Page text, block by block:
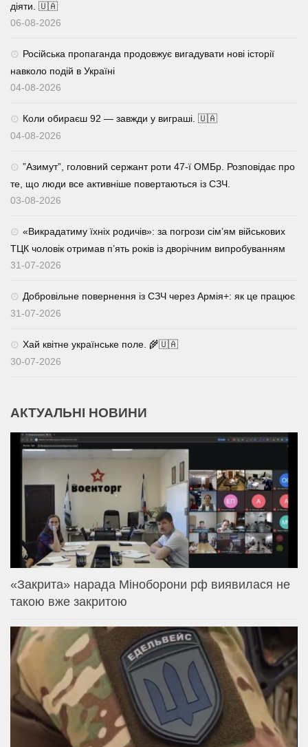
діяти. 🇺🇦
06-08-2026
Російська пропаганда продовжує вигадувати нові історії
навколо подій в Україні
04-08-2026
Коли обираєш 92 — завжди у виграші. 🇺🇦
04-08-2026
⁨”Азимут”, головний сержант роти 47-ї ОМБр. Розповідає про
те, що люди все активніше повертаються із СЗЧ.
03-08-2026
«Викрадатиму їхніх родичів»: за погрози сім’ям військових
ТЦК чоловік отримав п’ять років із дворічним випробуванням
31-07-2026
Добровільне повернення із СЗЧ через Армія+: як це працює
31-07-2026
Хай квітне українське поле. 🌾🇺🇦
30-07-2026
АКТУАЛЬНІ НОВИНИ
«Закрита» нарада Міноборони рф виявилася не
такою вже закритою